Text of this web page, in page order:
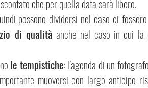
che per quella data sarà libero.
possono dividersi nel caso ci
di qualità anche nel caso in cui la
le tempistiche: l’agenda di un
muoversi con largo anticipo